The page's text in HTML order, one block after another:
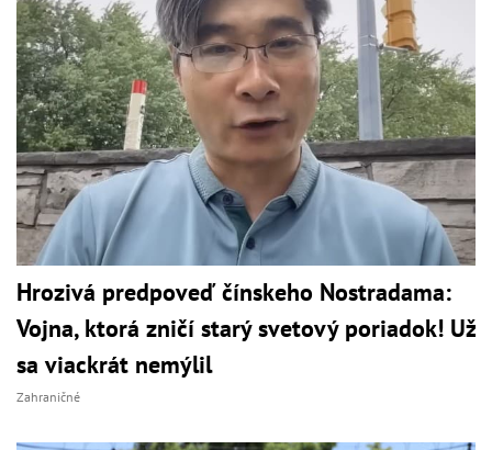
Hrozivá predpoveď čínskeho Nostradama:
Vojna, ktorá zničí starý svetový poriadok! Už
sa viackrát nemýlil
Zahraničné